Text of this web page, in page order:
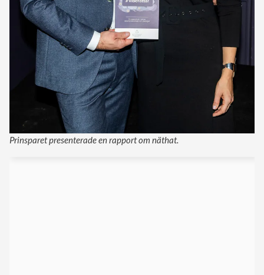
Prinsparet presenterade en rapport om näthat.